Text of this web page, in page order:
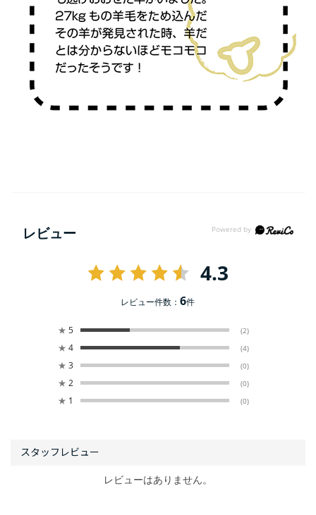
レビュー
4.3
レビュー件数：6件
★ 5 (2)
★ 4 (4)
★ 3 (0)
★ 2 (0)
★ 1 (0)
レビューはありません。